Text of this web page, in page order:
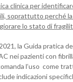
clinica per
soprattutto perché
lo stato di
la Guida pratica
nei pazienti con
l’uso come
indicazioni